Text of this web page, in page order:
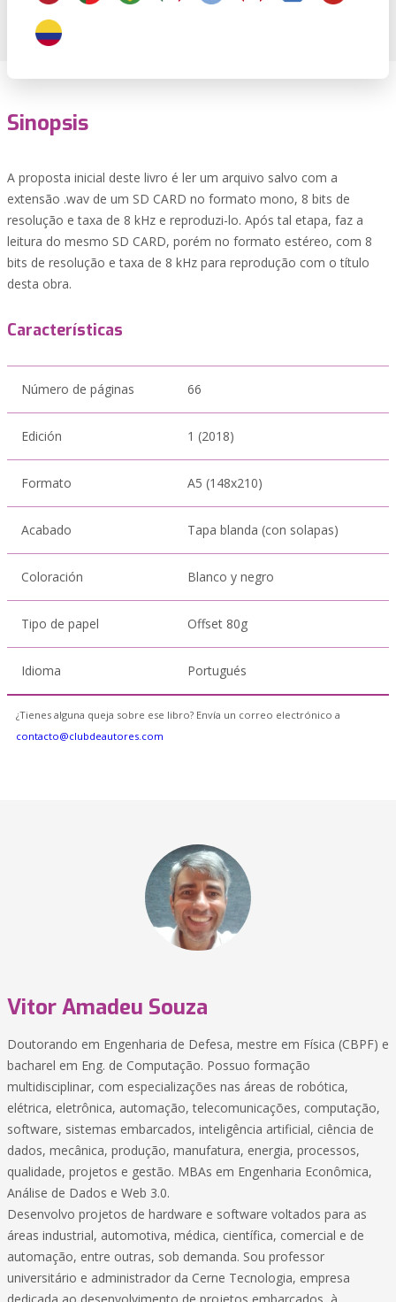
Sinopsis
A proposta inicial deste livro é ler um arquivo salvo com a
extensão .wav de um SD CARD no formato mono, 8 bits de
resolução e taxa de 8 kHz e reproduzi-lo. Após tal etapa, faz a
leitura do mesmo SD CARD, porém no formato estéreo, com 8
bits de resolução e taxa de 8 kHz para reprodução com o título
desta obra.
Características
Número de páginas 66
Edición 1 (2018)
Formato A5 (148x210)
Acabado Tapa blanda (con solapas)
Coloración Blanco y negro
Tipo de papel Offset 80g
Idioma Portugués
¿Tienes alguna queja sobre ese libro? Envía un correo electrónico a
contacto@clubdeautores.com
Vitor Amadeu Souza
Doutorando em Engenharia de Defesa, mestre em Física (CBPF) e
bacharel em Eng. de Computação. Possuo formação
multidisciplinar, com especializações nas áreas de robótica,
elétrica, eletrônica, automação, telecomunicações, computação,
software, sistemas embarcados, inteligência artificial, ciência de
dados, mecânica, produção, manufatura, energia, processos,
qualidade, projetos e gestão. MBAs em Engenharia Econômica,
Análise de Dados e Web 3.0.
Desenvolvo projetos de hardware e software voltados para as
áreas industrial, automotiva, médica, científica, comercial e de
automação, entre outras, sob demanda. Sou professor
universitário e administrador da Cerne Tecnologia, empresa